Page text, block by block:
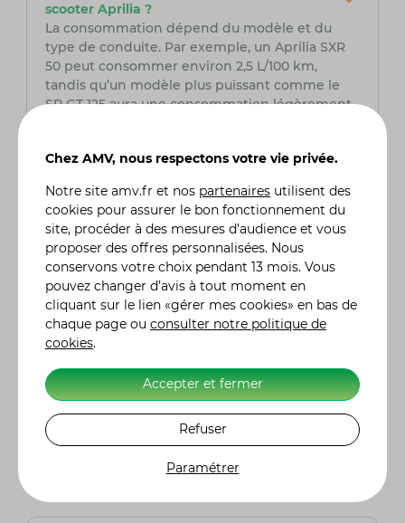
scooter Aprilia ?
La consommation dépend du modèle et du
type de conduite. Par exemple, un Aprilia SXR
50 peut consommer environ 2,5 L/100 km,
tandis qu’un modèle plus puissant comme le
SR GT 125 aura une consommation légèrement
Les scooters Aprilia sont-ils fiables ?
Oui, Aprilia est réputée pour la qualité de
fabrication de ses véhicules. Les scooters
bénéficient d’un savoir-faire italien et d’une
conception robuste. Avec un entretien régulier,
ils offrent une excellente longévité et des
performances constantes.
Où peut-on acheter un scooter Aprilia et
quelles sont les options de financement ?
concessionnaires officiels et certains
revendeurs spécialisés en deux-roues. La
marque propose souvent des solutions de
financement, comme le paiement en plusieurs
selon les offres en cours.
Chez AMV, nous respectons votre vie privée.
Notre site amv.fr et nos partenaires utilisent des
cookies pour assurer le bon fonctionnement du
site, procéder à des mesures d’audience et vous
proposer des offres personnalisées. Nous
conservons votre choix pendant 13 mois. Vous
pouvez changer d’avis à tout moment en
cliquant sur le lien «gérer mes cookies» en bas de
chaque page ou consulter notre politique de
cookies.
Accepter et fermer
Refuser
Paramétrer